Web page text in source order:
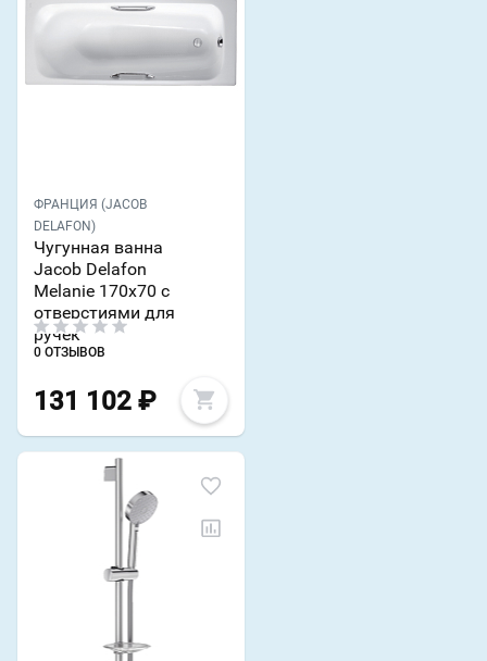
ФРАНЦИЯ (JACOB
DELAFON)
Чугунная ванна
Jacob Delafon
Melanie 170х70 с
отверстиями для
ручек
0 ОТЗЫВОВ
131 102 ₽